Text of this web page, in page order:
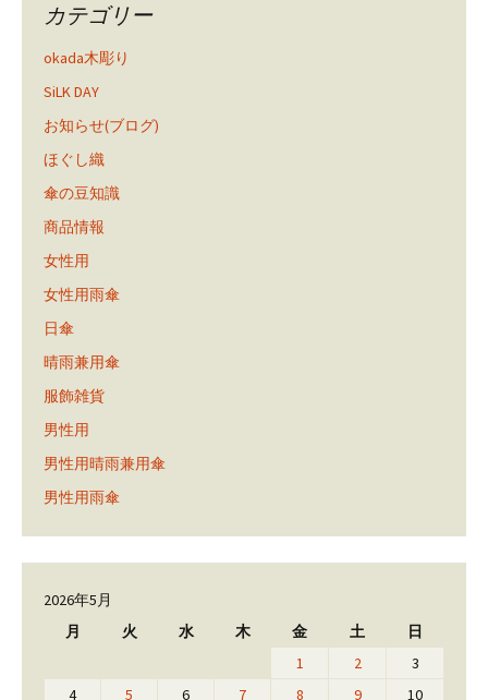
カテゴリー
okada木彫り
SiLK DAY
お知らせ(ブログ)
ほぐし織
傘の豆知識
商品情報
女性用
女性用雨傘
日傘
晴雨兼用傘
服飾雑貨
男性用
男性用晴雨兼用傘
男性用雨傘
2026年5月
月
火 水 木 金 土 日
1 2
3
4
5 6 7 8 9
10